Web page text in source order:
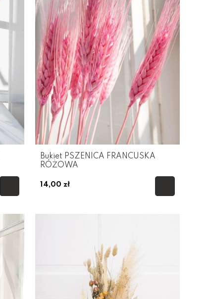
Bukiet PSZENICA FRANCUSKA
RÓŻOWA
14,00 zł